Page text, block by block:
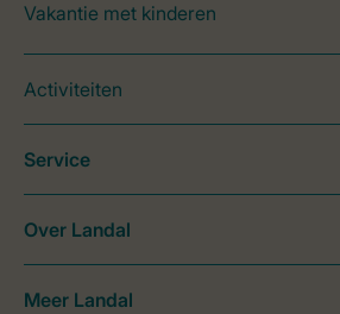
Vakantie met kinderen
Activiteiten
Service
Over Landal
Meer Landal